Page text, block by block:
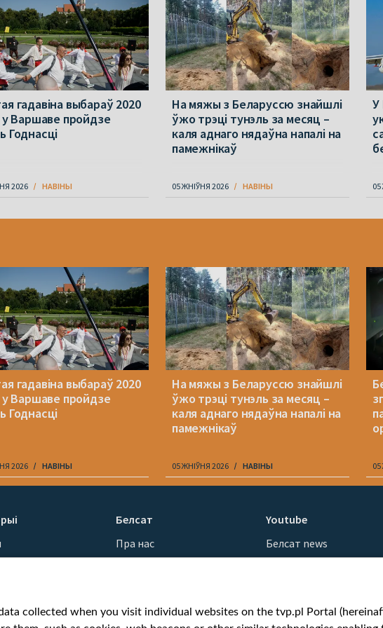
гадавіна выбараў 2020
у Варшаве пройдзе
Годнасці
2026 НАВІНЫ
На мяжы з Беларуссю знайшлі
ўжо трэці тунэль за месяц –
каля аднаго нядаўна напалі на
памежнікаў
05 ЖНІЎНЯ 2026 НАВІНЫ
У
гадавіна выбараў 2020
у Варшаве пройдзе
Годнасці
2026 НАВІНЫ
На мяжы з Беларуссю знайшлі
ўжо трэці тунэль за месяц –
каля аднаго нядаўна напалі на
памежнікаў
05 ЖНІЎНЯ 2026 НАВІНЫ
Белсат
Пра нас
Кантакты
Як нас глядзець
Youtube
Белсат news
Белсат Shorts
Belsat English
collected when you visit individual websites on the tvp.pl Portal